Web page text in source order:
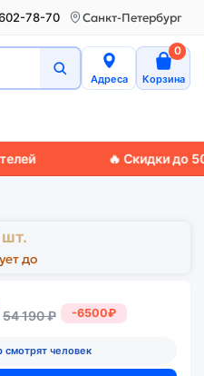
78-70 Санкт-Петербург
Адреса Корзина
0
🔥 Скидки до 50%🚚
до
54 190 ₽ -6500₽
смотрят человек